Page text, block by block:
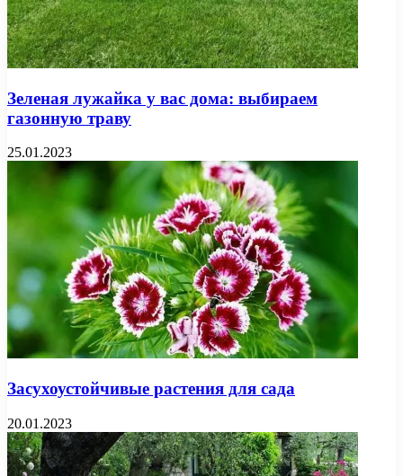
Зеленая лужайка у вас дома: выбираем
газонную траву
25.01.2023
Засухоустойчивые растения для сада
20.01.2023